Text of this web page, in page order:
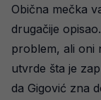
Obična mečka
drugačije
problem, ali oni
utvrde šta je
da Gigović zna